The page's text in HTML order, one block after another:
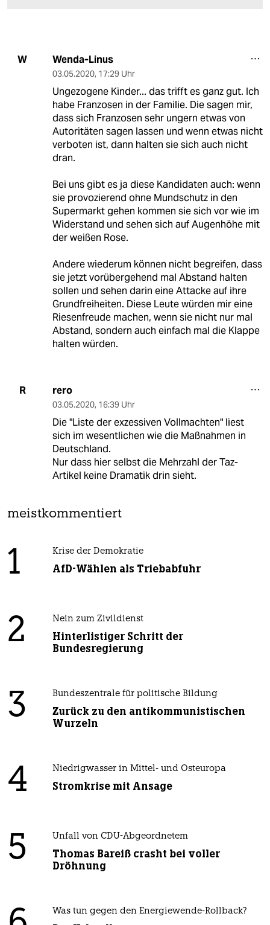
W Wenda-Linus
03.05.2020, 17:29 Uhr
Ungezogene Kinder... das trifft es ganz gut. Ich
habe Franzosen in der Familie. Die sagen mir,
dass sich Franzosen sehr ungern etwas von
Autoritäten sagen lassen und wenn etwas nicht
verboten ist, dann halten sie sich auch nicht
dran.
Bei uns gibt es ja diese Kandidaten auch: wenn
sie provozierend ohne Mundschutz in den
Supermarkt gehen kommen sie sich vor wie im
Widerstand und sehen sich auf Augenhöhe mit
der weißen Rose.
Andere wiederum können nicht begreifen, dass
sie jetzt vorübergehend mal Abstand halten
sollen und sehen darin eine Attacke auf ihre
Grundfreiheiten. Diese Leute würden mir eine
Riesenfreude machen, wenn sie nicht nur mal
Abstand, sondern auch einfach mal die Klappe
halten würden.
R rero
03.05.2020, 16:39 Uhr
Die "Liste der exzessiven Vollmachten" liest
sich im wesentlichen wie die Maßnahmen in
Deutschland.
Nur dass hier selbst die Mehrzahl der Taz-
Artikel keine Dramatik drin sieht.
meistkommentiert
1 Krise der Demokratie
AfD-Wählen als Triebabfuhr
2 Nein zum Zivildienst
Hinterlistiger Schritt der
Bundesregierung
3 Bundeszentrale für politische Bildung
Zurück zu den antikommunistischen
Wurzeln
4 Niedrigwasser in Mittel- und Osteuropa
Stromkrise mit Ansage
5 Unfall von CDU-Abgeordnetem
Thomas Bareiß crasht bei voller
Dröhnung
Was tun gegen den Energiewende-Rollback?